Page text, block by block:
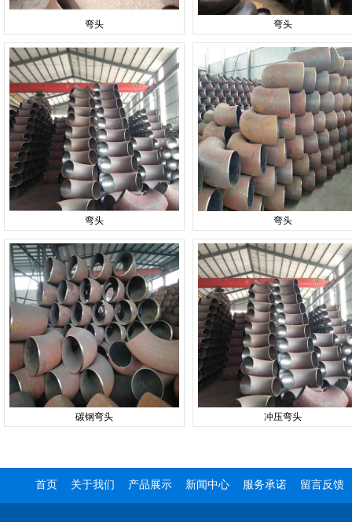
弯头 弯头
弯头 弯头
碳钢弯头 冲压弯头
首页 关于我们 产品展示 新闻中心 服务承诺 留言反馈